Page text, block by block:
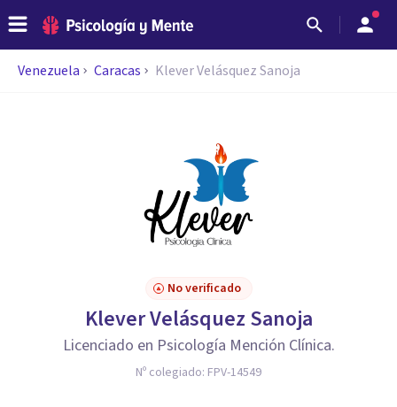
Venezuela Caracas Klever Velásquez Sanoja
No verificado
Klever Velásquez Sanoja
Licenciado en Psicología Mención Clínica.
Nº colegiado: FPV-14549